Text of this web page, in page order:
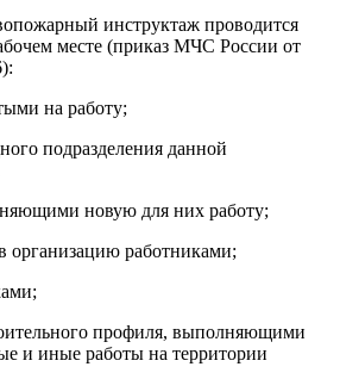
инструктаж проводится
месте (приказ МЧС России от
на работу;
подразделения данной
новую для них работу;
организацию работниками;
профиля, выполняющими
и иные работы на территории